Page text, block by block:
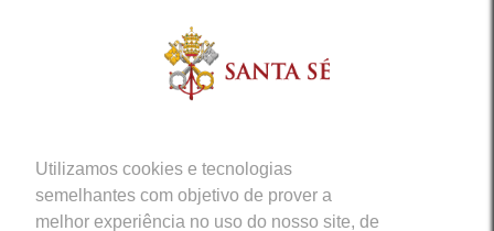
Utilizamos cookies e tecnologias
semelhantes com objetivo de prover a
melhor experiência no uso do nosso site, de